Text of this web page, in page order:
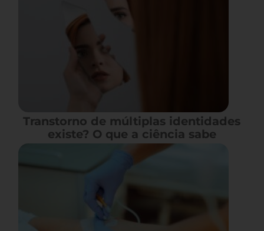
Transtorno de múltiplas identidades
existe? O que a ciência sabe